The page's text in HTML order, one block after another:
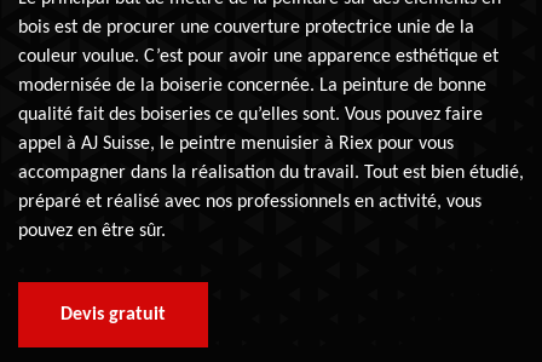
bois est de procurer une couverture protectrice unie de la
couleur voulue. C’est pour avoir une apparence esthétique et
modernisée de la boiserie concernée. La peinture de bonne
qualité fait des boiseries ce qu’elles sont. Vous pouvez faire
appel à AJ Suisse, le peintre menuisier à Riex pour vous
accompagner dans la réalisation du travail. Tout est bien étudié,
préparé et réalisé avec nos professionnels en activité, vous
pouvez en être sûr.
Devis gratuit